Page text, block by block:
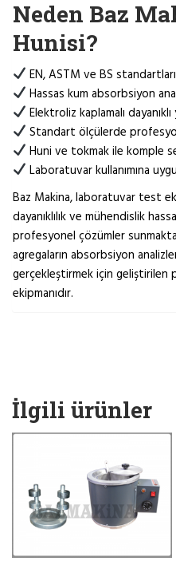
Neden Baz
Hunisi?
EN, ASTM ve BS
Hassas kum absorbsiyon
Elektroliz kaplamalı
Standart ölçülerde
Huni ve tokmak ile komple
Laboratuvar kullanımına
Baz Makina, laboratuvar test
dayanıklılık ve mühendislik
profesyonel çözümler
agregaların absorbsiyon
gerçekleştirmek için
ekipmanıdır.
İlgili ürünler